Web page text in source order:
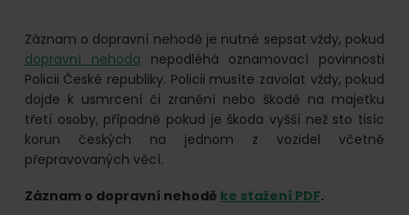
na
trhu.
Vyberte
nejlevnější
pojištění
Záznam o dopravní nehodě je nutné sepsat vždy, pokud
dopravní nehoda nepodléhá oznamovací povinnosti
Policii České republiky. Policii musíte zavolat vždy, pokud
dojde k usmrcení či zranění nebo škodě na majetku
třetí osoby, případně pokud je škoda vyšší než sto tisíc
korun českých na jednom z vozidel včetně
přepravovaných věcí.
Záznam o dopravní nehodě ke stažení PDF.